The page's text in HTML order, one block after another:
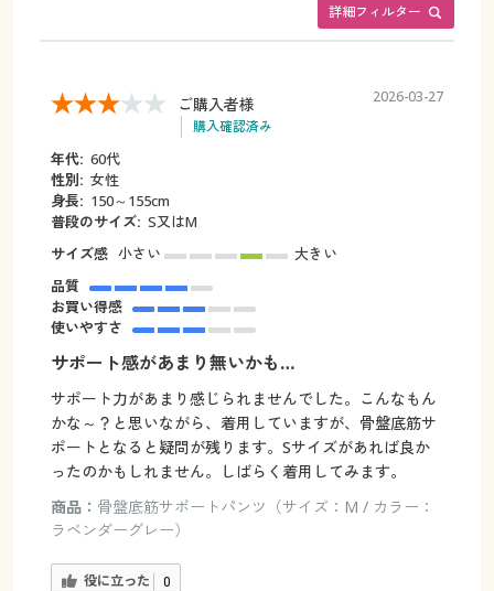
詳細フィルター
ご購入者様
購入確認済み
2026-03-27
年代: 60代
性別: 女性
身長: 150～155cm
普段のサイズ: S又はM
サイズ感 小さい
大きい
品質
お買い得感
使いやすさ
サポート感があまり無いかも…
サポート力があまり感じられませんでした。こんなもん
かな～？と思いながら、着用していますが、骨盤底筋サ
ポートとなると疑問が残ります。Sサイズがあれば良か
ったのかもしれません。しばらく着用してみます。
商品： 骨盤底筋サポートパンツ（サイズ：M / カラー：
ラベンダーグレー）
役に立った 0